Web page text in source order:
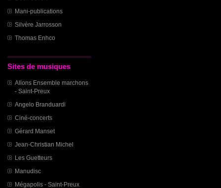
Mani-publications
Silvère Jarrosson
Thomas Enhco
Sites de musiques
Allons Ensemble marchons
- Saint-Preux
Angelo Branduardi
Ciné-concerts
Gérard Manset
Jean-Christian Michel
Les Guetteurs
Manudisc
Mégapolis - Saint-Preux